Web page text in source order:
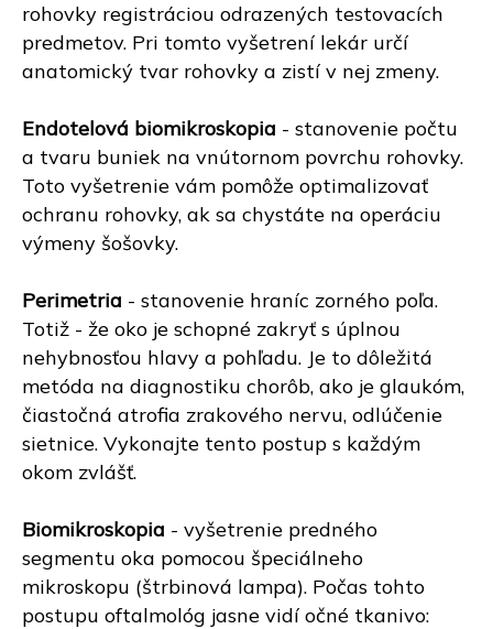
rohovky registráciou odrazených testovacích
predmetov. Pri tomto vyšetrení lekár určí
anatomický tvar rohovky a zistí v nej zmeny.
Endotelová biomikroskopia - stanovenie počtu
a tvaru buniek na vnútornom povrchu rohovky.
Toto vyšetrenie vám pomôže optimalizovať
ochranu rohovky, ak sa chystáte na operáciu
výmeny šošovky.
Perimetria - stanovenie hraníc zorného poľa.
Totiž - že oko je schopné zakryť s úplnou
nehybnosťou hlavy a pohľadu. Je to dôležitá
metóda na diagnostiku chorôb, ako je glaukóm,
čiastočná atrofia zrakového nervu, odlúčenie
sietnice. Vykonajte tento postup s každým
okom zvlášť.
Biomikroskopia - vyšetrenie predného
segmentu oka pomocou špeciálneho
mikroskopu (štrbinová lampa). Počas tohto
postupu oftalmológ jasne vidí očné tkanivo: